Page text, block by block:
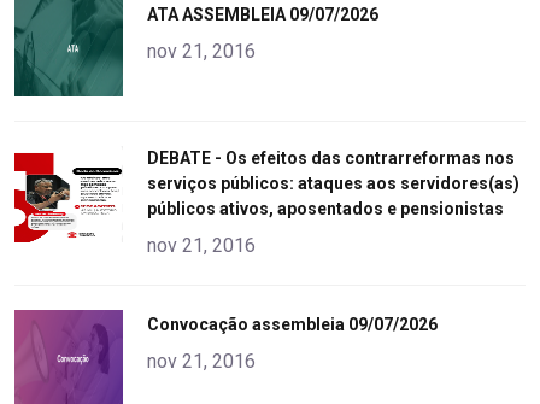
alt="product">
ATA ASSEMBLEIA 09/07/2026
nov 21, 2016
alt="product">
DEBATE - Os efeitos das contrarreformas nos
serviços públicos: ataques aos servidores(as)
públicos ativos, aposentados e pensionistas
nov 21, 2016
alt="product">
Convocação assembleia 09/07/2026
nov 21, 2016